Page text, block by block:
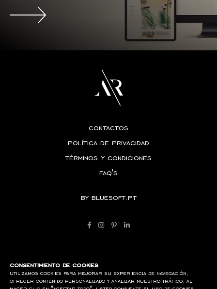
contactos
política de privacidad
términos y condiciones
faq's
by bluesoft.pt
consentimiento de cookies
utilizamos cookies para mejorar su experiencia de navegación,
ofrecer contenido personalizado y analizar nuestro tráfico. al